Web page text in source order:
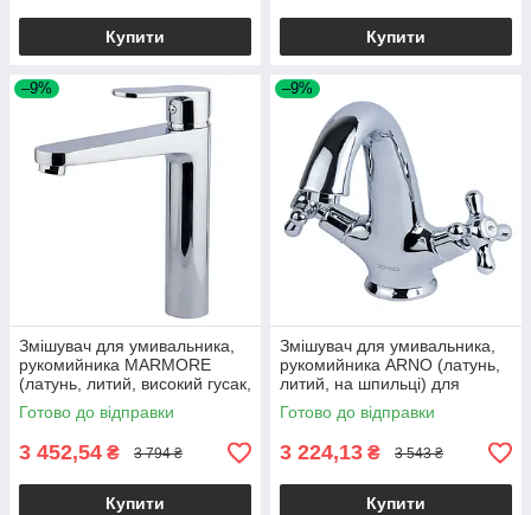
Купити Купити
–9%
Змішувач для умивальника,
рукомийника MARMORE
(латунь, литий, високий гусак,
на гайці) для раковини ТМ
CORSO
Готово до відправки
3 452,54 ₴ 3 794 ₴
Купити
–9%
Змішувач для умивальника,
рукомийника ARNO (латунь,
литий, на шпильці) для
раковини ТМ CORSO
Готово до відправки
3 224,13 ₴ 3 543 ₴
Купити